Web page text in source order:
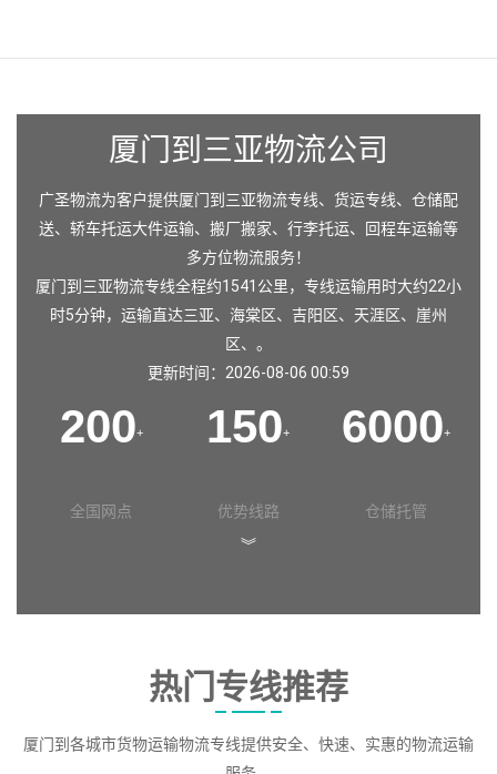
厦门到三亚物流公司
广圣物流为客户提供厦门到三亚物流专线、货运专线、仓储配
送、轿车托运大件运输、搬厂搬家、行李托运、回程车运输等
多方位物流服务！
厦门到三亚物流专线全程约1541公里，专线运输用时大约22小
时5分钟，运输直达三亚、 海棠区、 吉阳区、 天涯区、 崖州
区、。
更新时间：2026-08-06 00:59
200+
全国网点
150+
优势线路
6000+
仓储托管
︾
热门专线推荐
厦门到各城市货物运输物流专线提供安全、快速、实惠的物流运输